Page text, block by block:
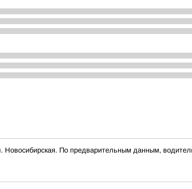
По предварительным данным,